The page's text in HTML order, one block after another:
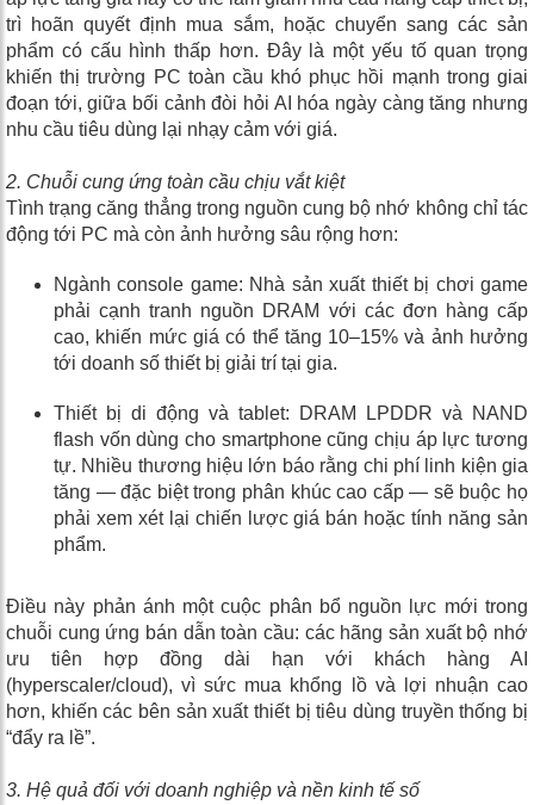
trì hoãn quyết định mua sắm, hoặc chuyển sang các sản
phẩm có cấu hình thấp hơn. Đây là một yếu tố quan trọng
khiến thị trường PC toàn cầu khó phục hồi mạnh trong giai
đoạn tới, giữa bối cảnh đòi hỏi AI hóa ngày càng tăng nhưng
nhu cầu tiêu dùng lại nhạy cảm với giá.
2. Chuỗi cung ứng toàn cầu chịu vắt kiệt
Tình trạng căng thẳng trong nguồn cung bộ nhớ không chỉ tác
động tới PC mà còn ảnh hưởng sâu rộng hơn:
Ngành console game: Nhà sản xuất thiết bị chơi game
phải cạnh tranh nguồn DRAM với các đơn hàng cấp
cao, khiến mức giá có thể tăng 10–15% và ảnh hưởng
tới doanh số thiết bị giải trí tại gia.
Thiết bị di động và tablet: DRAM LPDDR và NAND
flash vốn dùng cho smartphone cũng chịu áp lực tương
tự. Nhiều thương hiệu lớn báo rằng chi phí linh kiện gia
tăng — đặc biệt trong phân khúc cao cấp — sẽ buộc họ
phải xem xét lại chiến lược giá bán hoặc tính năng sản
phẩm.
Điều này phản ánh một cuộc phân bổ nguồn lực mới trong
chuỗi cung ứng bán dẫn toàn cầu: các hãng sản xuất bộ nhớ
ưu tiên hợp đồng dài hạn với khách hàng AI
(hyperscaler/cloud), vì sức mua khổng lồ và lợi nhuận cao
hơn, khiến các bên sản xuất thiết bị tiêu dùng truyền thống bị
“đẩy ra lề”.
3. Hệ quả đối với doanh nghiệp và nền kinh tế số